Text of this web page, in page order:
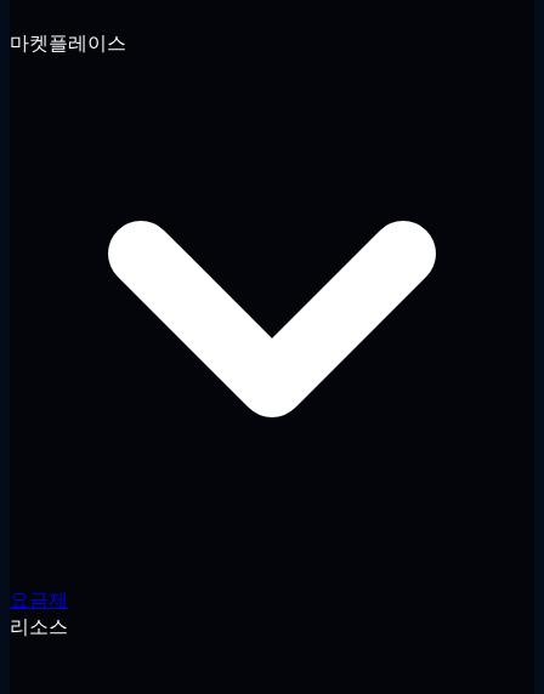
마켓플레이스
요금제
리소스